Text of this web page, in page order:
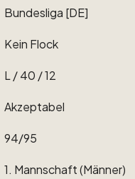
Bundesliga [DE]
Kein Flock
L ​/​40 ​/​12
Akzeptabel
94​/​95
1. Mannschaft(Männer)